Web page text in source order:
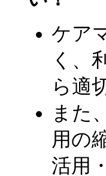
ケア
く、
ら適
また
用の
活用